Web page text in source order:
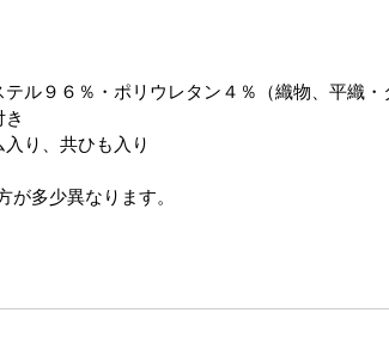
ル９６％・ポリウレタン４％（織物、平織・
り、共ひも入り
多少異なります。